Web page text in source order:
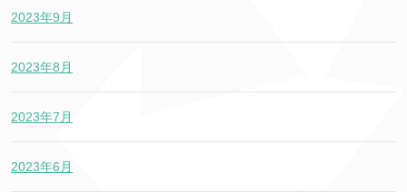
2023年9月
2023年8月
2023年7月
2023年6月